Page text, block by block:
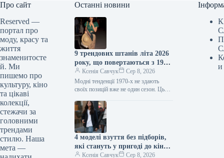
Про сайт
Reserved —
портал про
моду, красу та
життя
знаменитосте
й. Ми
пишемо про
культуру, кіно
та цікаві
колекції,
стежачи за
головними
трендами
стилю. Наша
мета —
Останні новини
9 трендових штанів літа 2026
року, що повертаються з 1970-
х
Ксенія Савчук
Сер 8, 2026
Модні тенденції 1970-х не здають
своїх позицій вже не один сезон. Цього
фасони, характерні…
4 моделі взуття без підборів,
які стануть у пригоді до кінця
літаКсенія Савчук Сер 8, 2026
и